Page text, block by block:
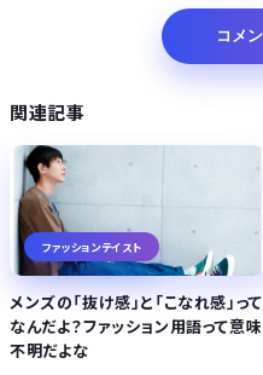
関連記事
ファッションテイスト
メンズの「抜け感」と「こなれ感」って
なんだよ？ファッション用語って意味
不明だよな